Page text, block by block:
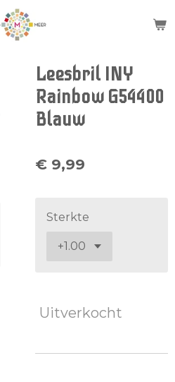
Leesbril INY
Rainbow G54400
Blauw
€ 9,99
Sterkte
Uitverkocht